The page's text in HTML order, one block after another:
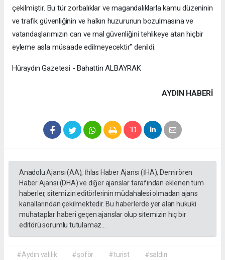
çekilmiştir. Bu tür zorbalıklar ve magandalıklarla kamu düzeninin
ve trafik güvenliğinin ve halkın huzurunun bozulmasına ve
vatandaşlarımızın can ve mal güvenliğini tehlikeye atan hiçbir
eyleme asla müsaade edilmeyecektir” denildi.
Hüraydın Gazetesi - Bahattin ALBAYRAK
AYDIN HABERİ
Anadolu Ajansı (AA), İhlas Haber Ajansı (İHA), Demirören
Haber Ajansı (DHA) ve diğer ajanslar tarafından eklenen tüm
haberler, sitemizin editörlerinin müdahalesi olmadan ajans
kanallarından çekilmektedir. Bu haberlerde yer alan hukuki
muhataplar haberi geçen ajanslar olup sitemizin hiç bir
editörü sorumlu tutulamaz...
#Aydın valilik #şoför #turist
#saldırı